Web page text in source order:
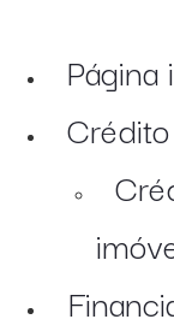
Página
Crédito